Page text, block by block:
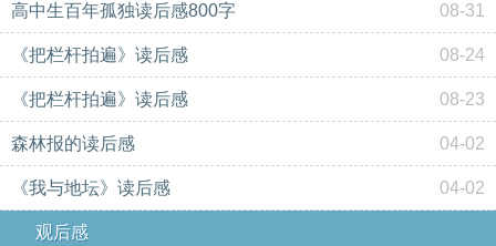
高中生百年孤独读后感800字 08-31
《把栏杆拍遍》读后感 08-24
《把栏杆拍遍》读后感 08-23
森林报的读后感 04-02
《我与地坛》读后感 04-02
观后感